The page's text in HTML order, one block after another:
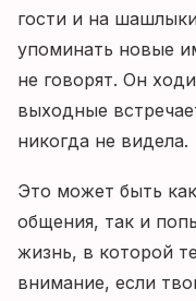
гости и на
упоминать новые
не говорят. Он
выходные
никогда не видела.
Это может быть
общения, так и
жизнь, в которой
внимание, если